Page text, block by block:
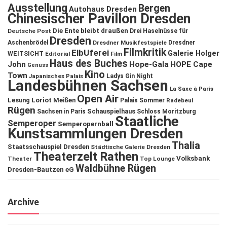
Ausstellung Autohaus Dresden Bergen
Chinesischer Pavillon Dresden
Deutsche Post Die Ente bleibt draußen Drei Haselnüsse für
Aschenbrödel
Dresden Dresdner Musikfestspiele Dresdner
WEITSICHT Editorial ElbUferei Film Filmkritik Galerie Holger
John Genuss Haus des Buches Hope-Gala HOPE Cape
Town Japanisches Palais Kino Ladys Gin Night
Landesbühnen Sachsen La Saxe à Paris
Lesung Loriot Meißen Open Air Palais Sommer Radebeul
Rügen Sachsen in Paris Schauspielhaus Schloss Moritzburg
Semperoper Semperopernball Staatliche
Kunstsammlungen Dresden
Staatsschauspiel Dresden Städtische Galerie Dresden Thalia
Theater Theaterzelt Rathen Top Lounge Volksbank
Dresden-Bautzen eG Waldbühne Rügen
Archive